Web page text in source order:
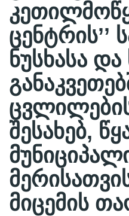
ცენტრის’’
ნუსხასა
შესახებ,
მიცემის